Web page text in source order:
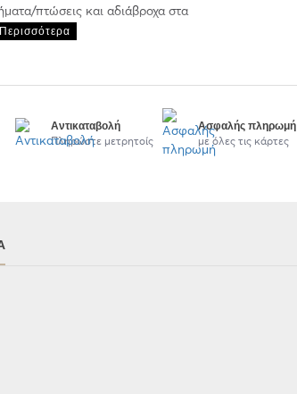
πτώσεις και αδιάβροχα στα
Αντικαταβολή
Πληρώστε μετρητοίς
Ασφαλής πληρωμή
με όλες τις κάρτες